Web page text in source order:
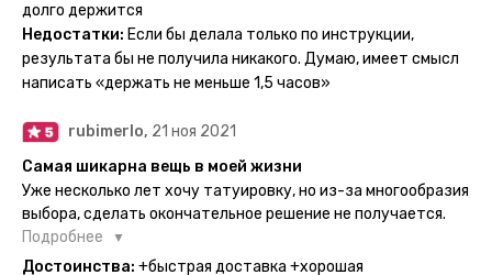
очередного рисунка у меня на руке друзья до сих пор
каждый раз уточняют, временная ли тату или я всё-таки
решила себе что-то набить :) Т. к. если следовать
инструкции, то её действительно не отличить от
настоящей. Главное, не стараться перевести большую
тату на какой-то маленький участок кожи (например,
запястье) - вследствие чего могут плохо отпечататься
какие-то части рисунка. Но это, скажем так, риски, которые
вы берёте на себя сами ;)
долго держится
Недостатки: Если бы делала только по инструкции,
результата бы не получила никакого. Думаю, имеет смысл
написать «держать не меньше 1,5 часов»
rubimerlo, 21 ноя 2021
Самая шикарна вещь в моей жизни
Уже несколько лет хочу татуировку, но из-за многообразия
выбора, сделать окончательное решение не получается.
Поэтому everink стали для меня настоящей находкой. Как
только тату пришли, я сразу понеслась их забирать. Хочу
Подробнее
Достоинства: +быстрая доставка +хорошая